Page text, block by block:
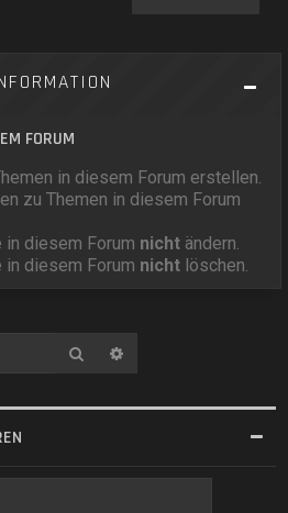
FORUM
in diesem Forum erstellen.
zu Themen in diesem Forum
in diesem Forum nicht ändern.
in diesem Forum nicht löschen.
Suche